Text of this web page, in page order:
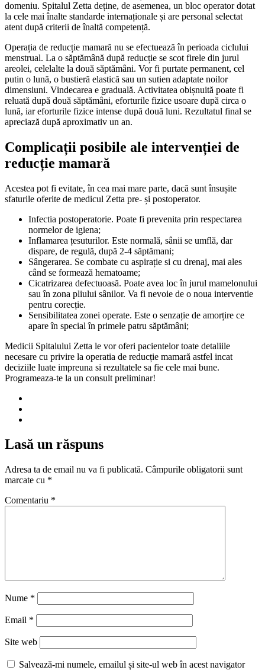
domeniu. Spitalul Zetta deține, de asemenea, un bloc operator dotat
la cele mai înalte standarde internaționale și are personal selectat
atent după criterii de înaltă competență.
Operația de reducție mamară nu se efectuează în perioada ciclului
menstrual. La o săptămână după reducție se scot firele din jurul
areolei, celelalte la două săptămâni. Vor fi purtate permanent, cel
putin o lună, o bustieră elastică sau un sutien adaptate noilor
dimensiuni. Vindecarea e graduală. Activitatea obișnuită poate fi
reluată după două săptămâni, eforturile fizice usoare după circa o
lună, iar eforturile fizice intense după două luni. Rezultatul final se
apreciază după aproximativ un an.
Complicații posibile ale intervenției de
reducție mamară
Acestea pot fi evitate, în cea mai mare parte, dacă sunt însușite
sfaturile oferite de medicul Zetta pre- și postoperator.
Infectia postoperatorie. Poate fi prevenita prin respectarea
normelor de igiena;
Inflamarea țesuturilor. Este normală, sânii se umflă, dar
dispare, de regulă, după 2-4 săptămani;
Sângerarea. Se combate cu aspirație si cu drenaj, mai ales
când se formează hematoame;
Cicatrizarea defectuoasă. Poate avea loc în jurul mamelonului
sau în zona pliului sânilor. Va fi nevoie de o noua interventie
pentru corecție.
Sensibilitatea zonei operate. Este o senzație de amorțire ce
apare în special în primele patru săptămâni;
Medicii Spitalului Zetta le vor oferi pacientelor toate detaliile
necesare cu privire la operatia de reducție mamară astfel incat
deciziile luate impreuna si rezultatele sa fie cele mai bune.
Programeaza-te la un consult preliminar!
Lasă un răspuns
Adresa ta de email nu va fi publicată. Câmpurile obligatorii sunt
marcate cu *
Comentariu *
Nume *
Email *
Site web
Salvează-mi numele, emailul și site-ul web în acest navigator